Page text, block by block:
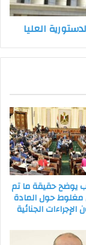
العليا
يوضح حقيقة ما تم
مغلوط حول المادة